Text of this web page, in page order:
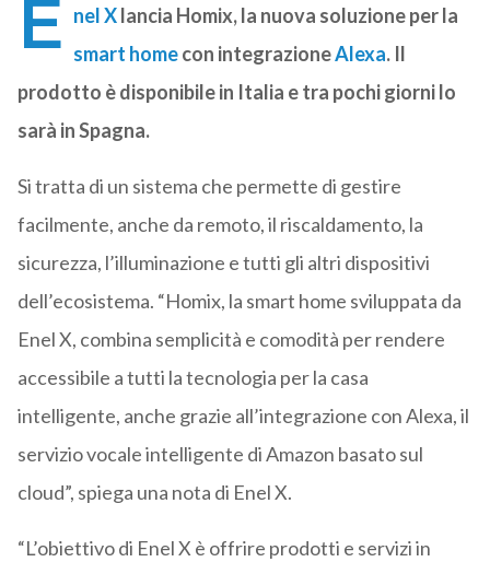
E nel Xlancia Homix, la nuova soluzione per la
smart homecon integrazioneAlexa. Il
prodotto è disponibile in Italia e tra pochi giorni lo
sarà in Spagna.
Si tratta di un sistema che permette di gestire
facilmente, anche da remoto, il riscaldamento, la
sicurezza, l’illuminazione e tutti gli altri dispositivi
dell’ecosistema. “Homix, la smart home sviluppata da
Enel X, combina semplicità e comodità per rendere
accessibile a tutti la tecnologia per la casa
intelligente, anche grazie all’integrazione con Alexa, il
servizio vocale intelligente di Amazon basato sul
cloud”, spiega una nota di Enel X.
“L’obiettivo di Enel X è offrire prodotti e servizi in